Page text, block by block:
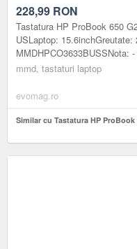
228,99 RON
Tastatura HP ProBook 650
USLaptop: 15.6inchGreutate:
MMDHPCO3633BUSSNota:
mmd, tastaturi laptop
evomag.ro
Similar cu Tastatura HP